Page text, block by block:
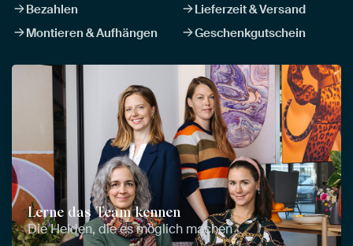
Bezahlen
Lieferzeit & Versand
Montieren & Aufhängen
Geschenkgutschein
Lerne das Team kennen
Die Helden, die es möglich machen